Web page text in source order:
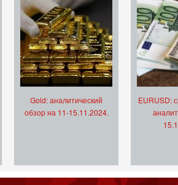
Gold: аналитический
обзор на 11-15.11.2024.
EURUSD: